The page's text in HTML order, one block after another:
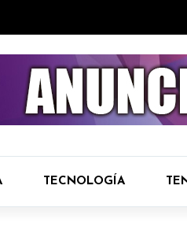
TECNOLOGÍA